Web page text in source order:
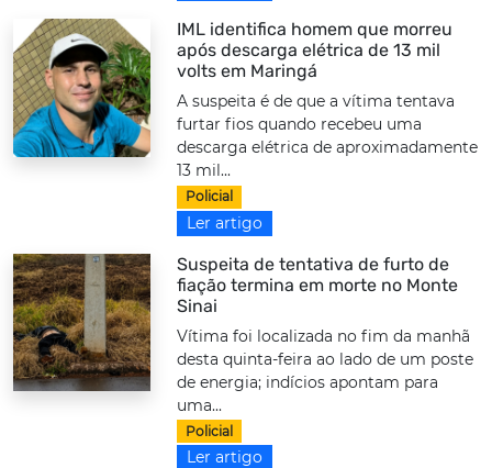
IML identifica homem que morreu
após descarga elétrica de 13 mil
volts em Maringá
A suspeita é de que a vítima tentava
furtar fios quando recebeu uma
descarga elétrica de aproximadamente
13 mil...
Policial
Ler artigo
Suspeita de tentativa de furto de
fiação termina em morte no Monte
Sinai
Vítima foi localizada no fim da manhã
desta quinta-feira ao lado de um poste
de energia; indícios apontam para
uma...
Policial
Ler artigo